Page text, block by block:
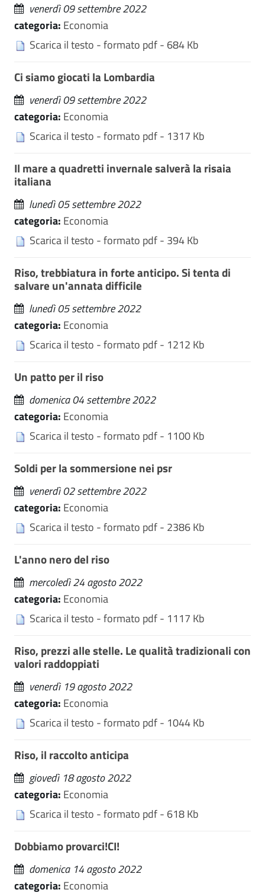
venerdì 09 settembre 2022
categoria: Economia
Scarica il testo - formato pdf - 684 Kb
Ci siamo giocati la Lombardia
venerdì 09 settembre 2022
categoria: Economia
Scarica il testo - formato pdf - 1317 Kb
Il mare a quadretti invernale salverà la risaia
italiana
lunedì 05 settembre 2022
categoria: Economia
Scarica il testo - formato pdf - 394 Kb
Riso, trebbiatura in forte anticipo. Si tenta di
salvare un'annata difficile
lunedì 05 settembre 2022
categoria: Economia
Scarica il testo - formato pdf - 1212 Kb
Un patto per il riso
domenica 04 settembre 2022
categoria: Economia
Scarica il testo - formato pdf - 1100 Kb
Soldi per la sommersione nei psr
venerdì 02 settembre 2022
categoria: Economia
Scarica il testo - formato pdf - 2386 Kb
L'anno nero del riso
mercoledì 24 agosto 2022
categoria: Economia
Scarica il testo - formato pdf - 1117 Kb
Riso, prezzi alle stelle. Le qualità tradizionali con
valori raddoppiati
venerdì 19 agosto 2022
categoria: Economia
Scarica il testo - formato pdf - 1044 Kb
Riso, il raccolto anticipa
giovedì 18 agosto 2022
categoria: Economia
Scarica il testo - formato pdf - 618 Kb
Dobbiamo provarci!CI!
domenica 14 agosto 2022
categoria: Economia